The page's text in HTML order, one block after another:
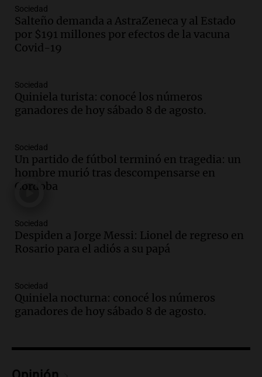
Episodios
Audio.La historia de la servilleta que
firmó Jorge Messi para el primer
contrato de Leo con Barcelona
Audio.Joan Gaspart: "Sin Jorge, no sé si
Messi hubiera llegado adonde llegó"
Audio.El orgullo y el sueño argentino de
Jorge Messi en una entrevista con Rony
Vargas en 2007
Audio.El abuelo de Agostina Vega, tras
las nuevas detenciones: "En esa casa
Episodios
Audio.Una nutricionista derribó el mito
del desayuno ideal: qué alimentos
Sociedad
Salteño demanda a AstraZeneca y al Estado
por $191 millones por efectos de la vacuna
Covid-19
Sociedad
Quiniela turista: conocé los números
ganadores de hoy sábado 8 de agosto.
Sociedad
Un partido de fútbol terminó en tragedia: un
hombre murió tras descompensarse en
Córdoba
Sociedad
Despiden a Jorge Messi: Lionel de regreso en
Rosario para el adiós a su papá
Sociedad
Quiniela nocturna: conocé los números
ganadores de hoy sábado 8 de agosto.